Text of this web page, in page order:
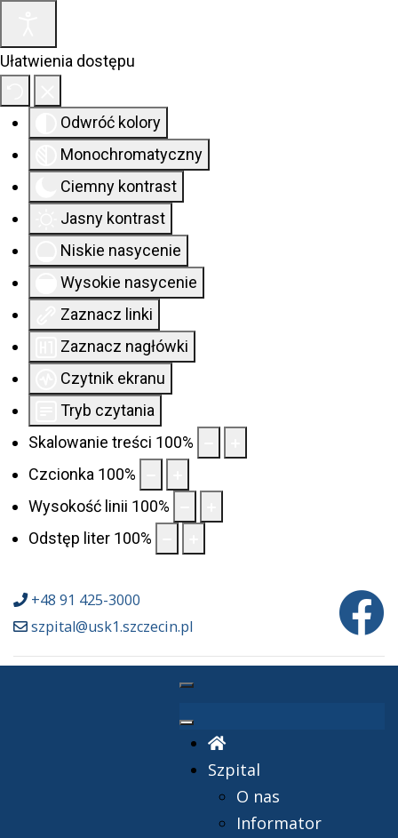
Ułatwienia dostępu
Odwróć kolory
Monochromatyczny
Ciemny kontrast
Jasny kontrast
Niskie nasycenie
Wysokie nasycenie
Zaznacz linki
Zaznacz nagłówki
Czytnik ekranu
Tryb czytania
Skalowanie treści 100%
Czcionka 100%
Wysokość linii 100%
Odstęp liter 100%
+48 91 425-3000
szpital@usk1.szczecin.pl
Szpital
O nas
Informator